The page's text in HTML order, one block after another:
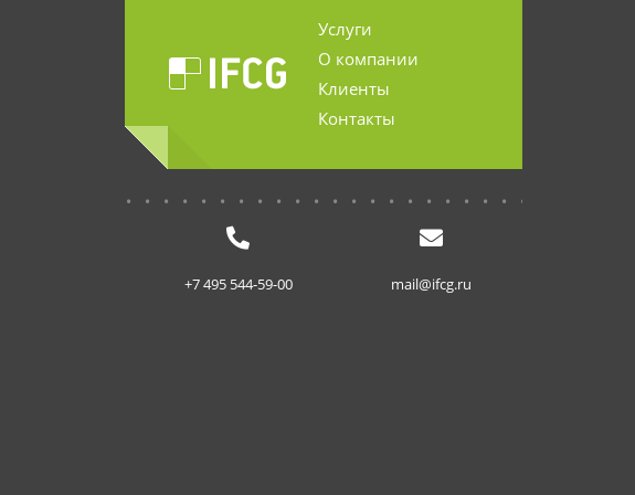
Услуги
О компании
Клиенты
Контакты
+7 495 544-59-00 mail@ifcg.ru